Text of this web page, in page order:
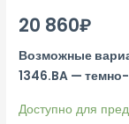
20 860₽
Возможные
1346.BA —
Доступно для